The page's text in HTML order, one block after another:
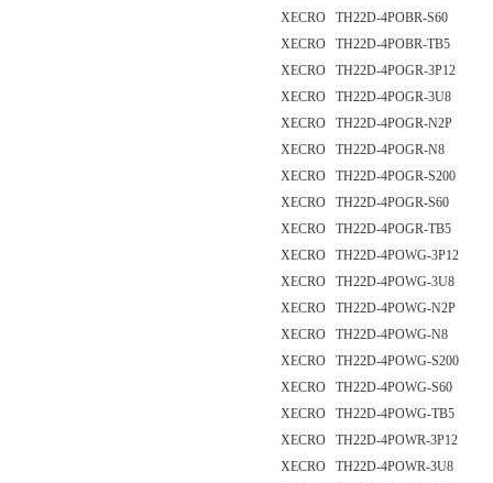
XECRO TH22D-4POBR-S60
XECRO TH22D-4POBR-TB5
XECRO TH22D-4POGR-3P12
XECRO TH22D-4POGR-3U8
XECRO TH22D-4POGR-N2P
XECRO TH22D-4POGR-N8
XECRO TH22D-4POGR-S200
XECRO TH22D-4POGR-S60
XECRO TH22D-4POGR-TB5
XECRO TH22D-4POWG-3P12
XECRO TH22D-4POWG-3U8
XECRO TH22D-4POWG-N2P
XECRO TH22D-4POWG-N8
XECRO TH22D-4POWG-S200
XECRO TH22D-4POWG-S60
XECRO TH22D-4POWG-TB5
XECRO TH22D-4POWR-3P12
XECRO TH22D-4POWR-3U8